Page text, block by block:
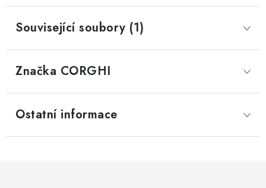
Související soubory (1)
Značka CORGHI
Ostatní informace